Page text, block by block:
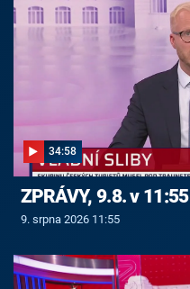
34:58
ZPRÁVY, 9.8. v 11:55
9. srpna 2026 11:55